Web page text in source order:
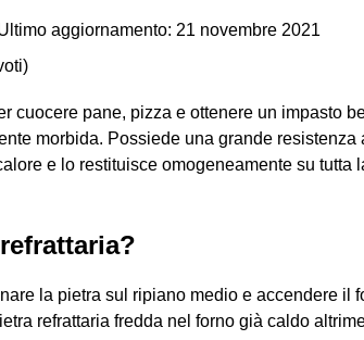
aggiornamento: 21 novembre 2021
)
cuocere pane, pizza e ottenere un impasto
morbida. Possiede una grande resistenza
e lo restituisce omogeneamente su tutta
la pietra sul ripiano medio e accendere il
refrattaria fredda nel forno già caldo